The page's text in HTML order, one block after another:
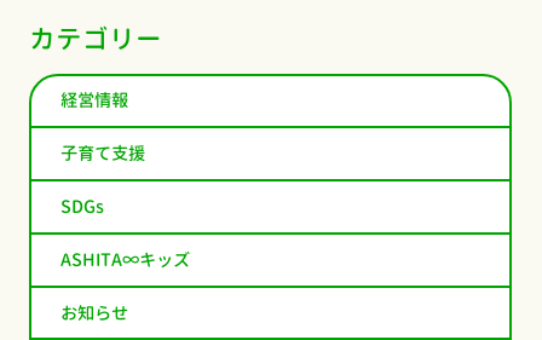
カテゴリー
経営情報
子育て支援
SDGs
ASHITA∞キッズ
お知らせ